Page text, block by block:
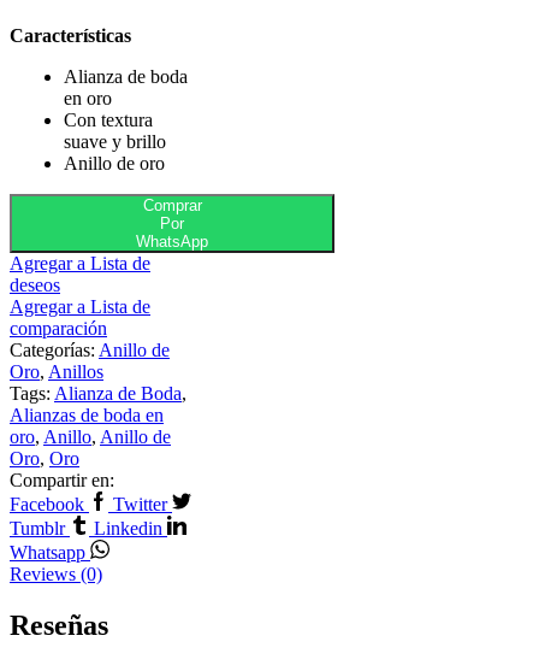
Características
Alianza de boda
en oro
Con textura
suave y brillo
Anillo de oro
Comprar
Por
WhatsApp
Agregar a Lista de
deseos
Agregar a Lista de
comparación
Categorías: Anillo de
Oro, Anillos
Tags: Alianza de Boda,
Alianzas de boda en
oro, Anillo, Anillo de
Oro, Oro
Compartir en:
Facebook
Twitter
Tumblr
Linkedin
Whatsapp
Reviews (0)
Reseñas